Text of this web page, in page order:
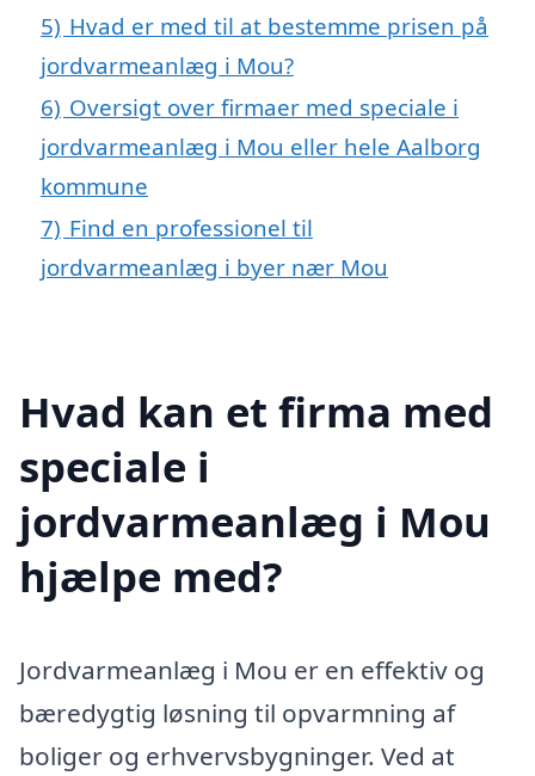
5) Hvad er med til at bestemme prisen på
jordvarmeanlæg i Mou?
6) Oversigt over firmaer med speciale i
jordvarmeanlæg i Mou eller hele Aalborg
kommune
7) Find en professionel til
jordvarmeanlæg i byer nær Mou
Hvad kan et firma med
speciale i
jordvarmeanlæg i Mou
hjælpe med?
Jordvarmeanlæg i Mou er en effektiv og
bæredygtig løsning til opvarmning af
boliger og erhvervsbygninger. Ved at